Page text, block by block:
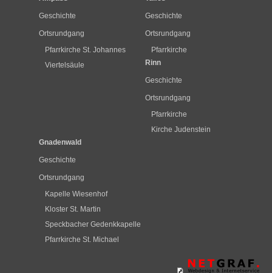
Geschichte
Ortsrundgang
Pfarrkirche St. Johannes
Viertelsäule
Geschichte
Ortsrundgang
Pfarrkirche
Rinn
Geschichte
Ortsrundgang
Pfarrkirche
Kirche Judenstein
Gnadenwald
Geschichte
Ortsrundgang
Kapelle Wiesenhof
Kloster St. Martin
Speckbacher Gedenkkapelle
Pfarrkirche St. Michael